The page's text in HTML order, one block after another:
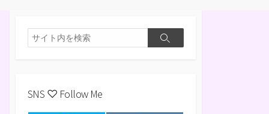
検
索
検
SNS ♡ Follow Me